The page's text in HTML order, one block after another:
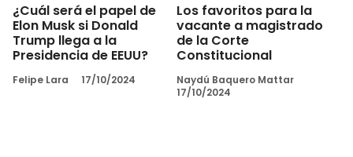
¿Cuál será el papel de
Elon Musk si Donald
Trump llega a la
Presidencia de EEUU?
Felipe Lara 17/10/2024
Los favoritos para la
vacante a magistrado
de la Corte
Constitucional
Naydú Baquero Mattar
17/10/2024